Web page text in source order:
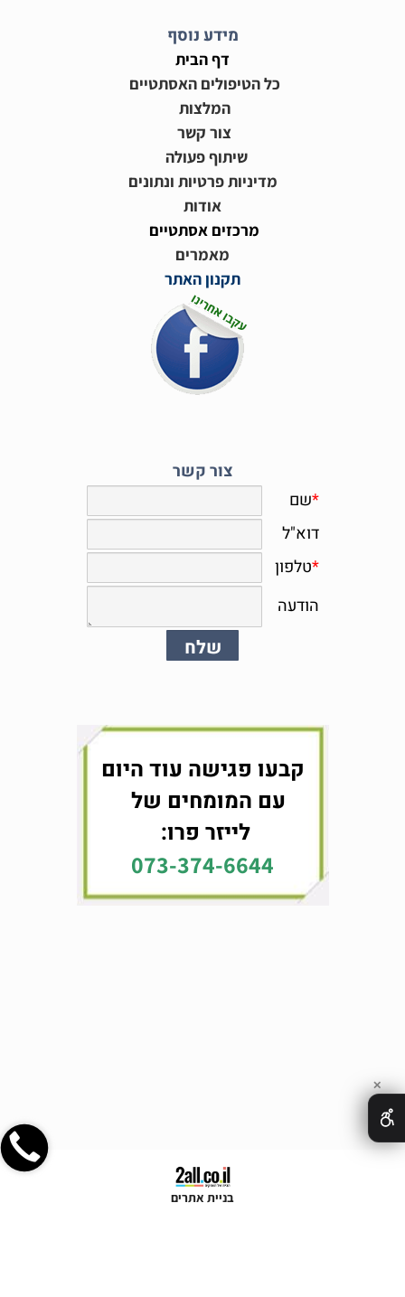
מידע נוסף
דף הבית
כל הטיפולים האסתטיים
המלצות
צור קשר
שיתוף פעולה
מדיניות פרטיות ונתונים
אודות
מרכזים אסתטיים
מאמרים
תקנון האתר
צור קשר
קבעו פגישה עוד היום
עם המומחים של
לייזר פרו:
073-374-6644
בניית אתרים
✕